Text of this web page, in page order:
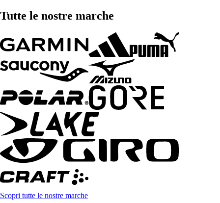
Tutte le nostre marche
Scopri tutte le nostre marche